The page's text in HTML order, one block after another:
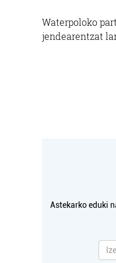
Waterpoloko
jendearentzat
Astekarko eduki